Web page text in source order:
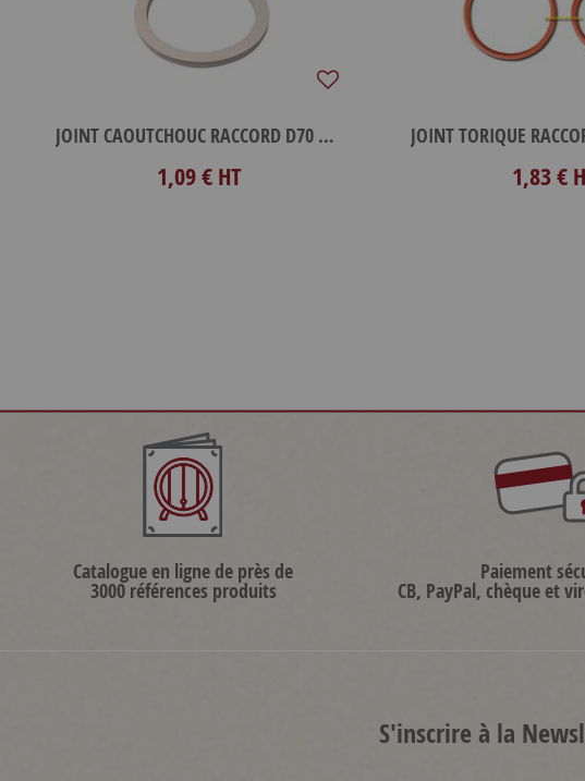
JOINT CAOUTCHOUC RACCORD D70 MACON
1,09 € HT
JOINT TORIQUE
1,83 €
Catalogue en ligne de près de
3000 références produits
Paiement
CB, PayPal, chèque et
S'inscrire à la